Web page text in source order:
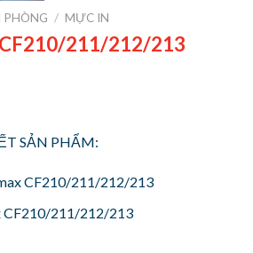
/ MỰC IN
211/212/213
SẢN PHẨM:
CF210/211/212/213
CF210/211/212/213